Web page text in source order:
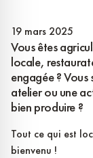
19 mars 2025
Vous êtes
locale,
engagée ?
atelier ou une
bien produire ?
Tout ce qui est
bienvenu !